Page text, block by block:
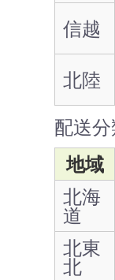
信越
北陸
配送
地域
北海
道
北東
北